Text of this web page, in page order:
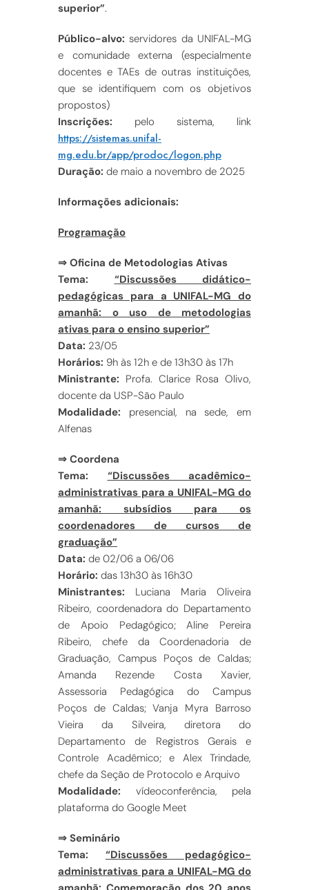
superior”.
Público-alvo: servidores da UNIFAL-MG
e comunidade externa (especialmente
docentes e TAEs de outras instituições,
que se identifiquem com os objetivos
propostos)
Inscrições: pelo sistema, link
https://sistemas.unifal-
mg.edu.br/app/prodoc/logon.php
Duração: de maio a novembro de 2025
Informações adicionais:
Programação
⇒ Oficina de Metodologias Ativas
Tema: “Discussões didático-
pedagógicas para a UNIFAL-MG do
amanhã: o uso de metodologias
ativas para o ensino superior”
Data: 23/05
Horários: 9h às 12h e de 13h30 às 17h
Ministrante: Profa. Clarice Rosa Olivo,
docente da USP-São Paulo
Modalidade: presencial, na sede, em
Alfenas
⇒ Coordena
Tema: “Discussões acadêmico-
administrativas para a UNIFAL-MG do
amanhã: subsídios para os
coordenadores de cursos de
graduação”
Data: de 02/06 a 06/06
Horário: das 13h30 às 16h30
Ministrantes: Luciana Maria Oliveira
Ribeiro, coordenadora do Departamento
de Apoio Pedagógico; Aline Pereira
Ribeiro, chefe da Coordenadoria de
Graduação, Campus Poços de Caldas;
Amanda Rezende Costa Xavier,
Assessoria Pedagógica do Campus
Poços de Caldas; Vanja Myra Barroso
Vieira da Silveira, diretora do
Departamento de Registros Gerais e
Controle Acadêmico; e Alex Trindade,
chefe da Seção de Protocolo e Arquivo
Modalidade: vídeoconferência, pela
plataforma do Google Meet
⇒ Seminário
Tema:
“Discussões pedagógico-
administrativas para a UNIFAL-MG do